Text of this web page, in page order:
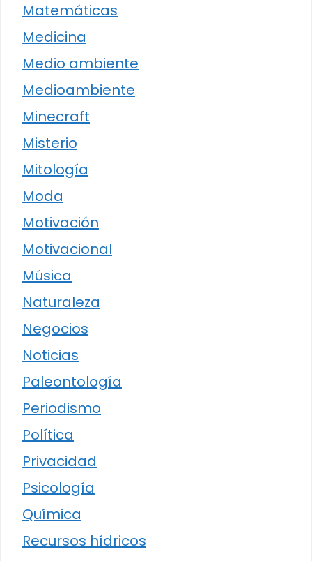
Matemáticas
Medicina
Medio ambiente
Medioambiente
Minecraft
Misterio
Mitología
Moda
Motivación
Motivacional
Música
Naturaleza
Negocios
Noticias
Paleontología
Periodismo
Política
Privacidad
Psicología
Química
Recursos hídricos